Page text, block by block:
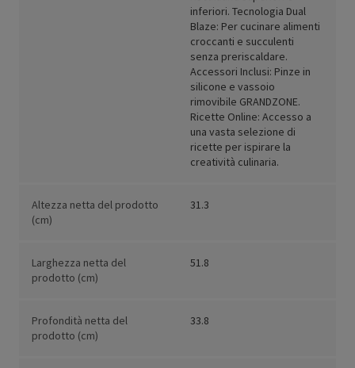
inferiori. Tecnologia Dual
Blaze: Per cucinare alimenti
croccanti e succulenti
senza preriscaldare.
Accessori Inclusi: Pinze in
silicone e vassoio
rimovibile GRANDZONE.
Ricette Online: Accesso a
una vasta selezione di
ricette per ispirare la
creatività culinaria.
Altezza netta del prodotto
(cm)
31.3
Larghezza netta del
prodotto (cm)
51.8
Profondità netta del
prodotto (cm)
33.8